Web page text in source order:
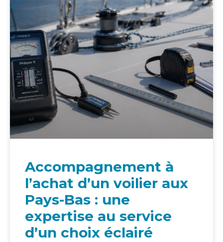
Accompagnement à
l’achat d’un voilier aux
Pays-Bas : une
expertise au service
d’un choix éclairé